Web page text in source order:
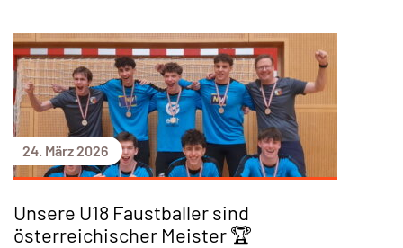
24. März 2026
Unsere U18 Faustballer sind
österreichischer Meister 🏆